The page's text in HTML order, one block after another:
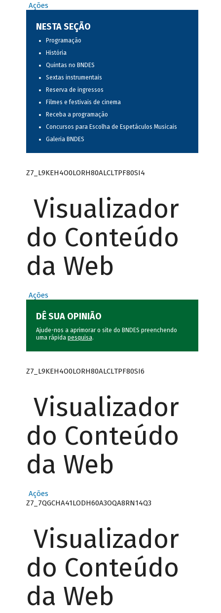
Ações
NESTA SEÇÃO
Programação
História
Quintas no BNDES
Sextas instrumentais
Reserva de ingressos
Filmes e festivais de cinema
Receba a programação
Concursos para Escolha de Espetáculos Musicais
Galeria BNDES
Z7_L9KEH4O0LORH80ALCLTPF80SI4
Visualizador
do Conteúdo
da Web
Ações
DÊ SUA OPINIÃO
Ajude-nos a aprimorar o site do BNDES preenchendo
uma rápida pesquisa.
Z7_L9KEH4O0LORH80ALCLTPF80SI6
Visualizador
do Conteúdo
da Web
Ações
Z7_7QGCHA41LODH60A3OQA8RN14Q3
Visualizador
do Conteúdo
da Web